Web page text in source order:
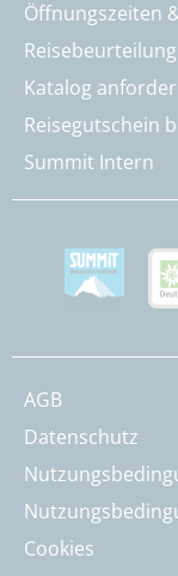
Öffnungszeiten
Reisebeurteilung
Katalog
Reisegutschein
Summit Intern
AGB
Datenschutz
Cookies